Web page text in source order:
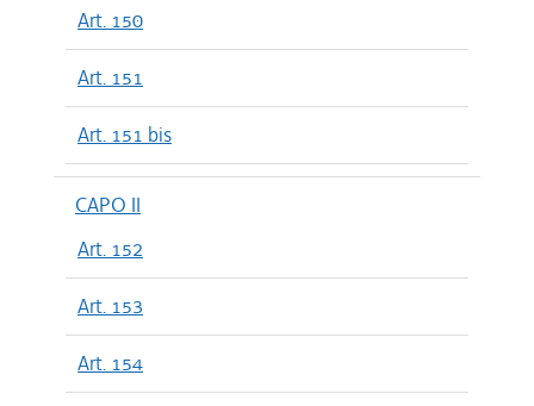
Art. 150
Art. 151
Art. 151 bis
CAPO II
Art. 152
Art. 153
Art. 154